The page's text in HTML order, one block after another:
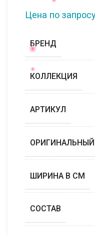
Цена по
БРЕНД
КОЛЛЕКЦИЯ
АРТИКУЛ
ШИРИНА В СМ
СОСТАВ